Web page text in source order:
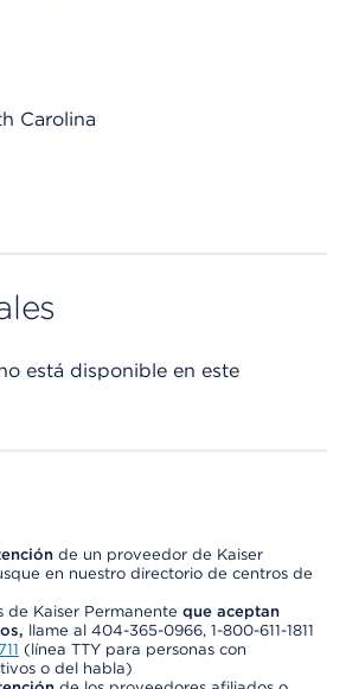
Carolina
está disponible en este
de un proveedor de Kaiser
en nuestro directorio de centros de
de Kaiser Permanente que aceptan
llame al 404-365-0966, 1-800-611-1811
(línea TTY para personas con
o del habla)